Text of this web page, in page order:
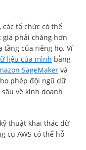
tổ chức có thể
giá phải chăng hơn
tầng của riêng họ. Ví
liệu của mình bằng
SageMaker và
phép đội ngũ dữ
về kinh doanh
thuật khai thác dữ
cụ AWS có thể hỗ